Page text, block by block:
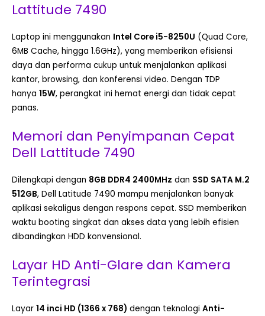
Lattitude 7490
Laptop ini menggunakan Intel Core i5-8250U (Quad Core,
6MB Cache, hingga 1.6GHz), yang memberikan efisiensi
daya dan performa cukup untuk menjalankan aplikasi
kantor, browsing, dan konferensi video. Dengan TDP
hanya 15W, perangkat ini hemat energi dan tidak cepat
panas.
Memori dan Penyimpanan Cepat
Dell Lattitude 7490
Dilengkapi dengan 8GB DDR4 2400MHz dan SSD SATA M.2
512GB, Dell Latitude 7490 mampu menjalankan banyak
aplikasi sekaligus dengan respons cepat. SSD memberikan
waktu booting singkat dan akses data yang lebih efisien
dibandingkan HDD konvensional.
Layar HD Anti-Glare dan Kamera
Terintegrasi
Layar 14 inci HD (1366 x 768) dengan teknologi Anti-